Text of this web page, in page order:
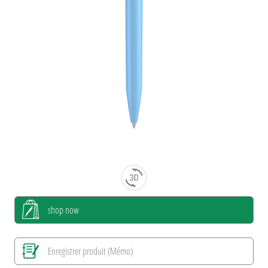
shop now
Enregistrer produit (Mémo)